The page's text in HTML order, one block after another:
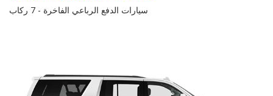
سيارات الدفع الرباعي الفاخرة - 7 ركاب